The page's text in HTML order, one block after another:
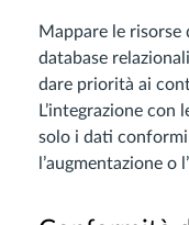
Mappare le
database
dare priorità ai
L’integrazione con
solo i dati
l’augmentazione o